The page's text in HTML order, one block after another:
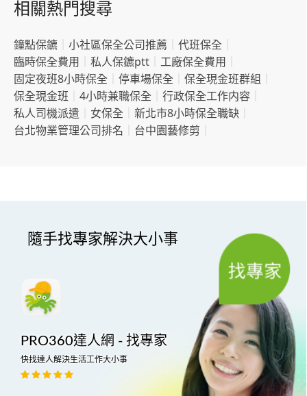
相關熱門搜尋
鐘點保鑣 小社區保全公司推薦 代班保全
臨時保全費用
私人保鑣ptt 工廠保全費用
固定夜班8小時保全
停車場保全 保全現金班群組
保全現金班
4小時兼職保全 行政保全工作内容
私人司機派遣
女保全 新北市8小時保全職缺
台北物業管理公司排名
台中園藝修剪
隨手找專家解決大小事
PRO360達人網 - 找專家
快找達人解決生活工作大小事